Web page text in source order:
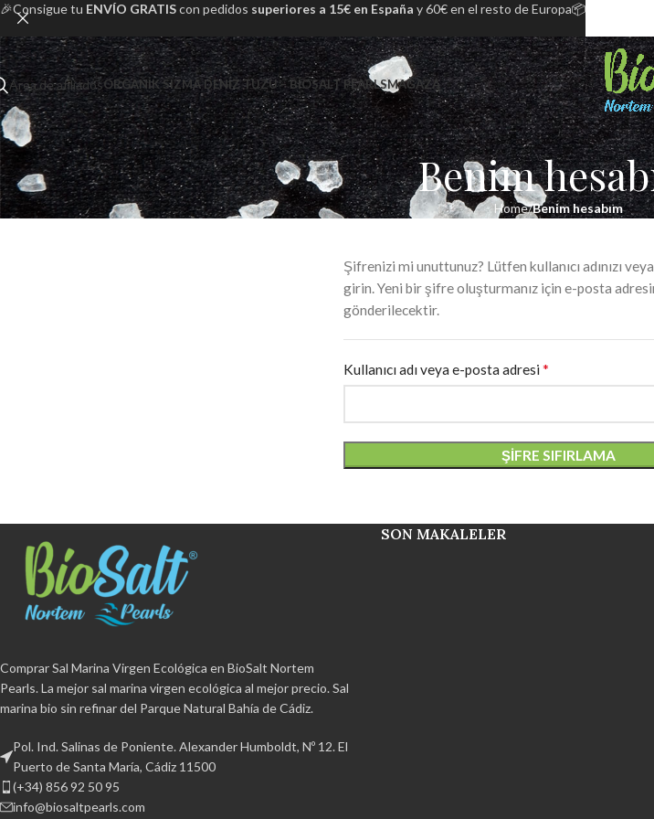
Área de afiliadosORGANIK SIZMA DENIZ TUZU – BIOSALT PEARLSMAĞAZA
Benim
Home Benim hesabım
Şifrenizi mi unuttunuz? Lütfen kullanıcı adınızı
girin. Yeni bir şifre oluşturmanız için e-posta
gönderilecektir.
Kullanıcı adı veya e-posta adresi*
ŞIFRE SIFIRLAMA
Comprar Sal Marina Virgen Ecológica en BioSalt Nortem
Pearls. La mejor sal marina virgen ecológica al mejor precio. Sal
marina bio sin refinar del Parque Natural Bahía de Cádiz.
Pol. Ind. Salinas de Poniente. Alexander Humboldt, Nº 12. El
Puerto de Santa María, Cádiz 11500
(+34) 856 92 50 95
info@biosaltpearls.com
SON MAKALELER
🎉Consigue tu ENVÍO GRATIScon pedidos superiores a 15€ en España y 60€ en el resto de Europa📦